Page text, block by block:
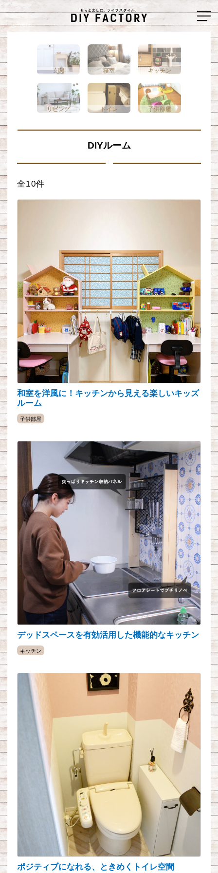
玄関 寝室 キッチン
リビング トイレ 子供部屋
DIYルーム
全10件
和室を洋風に！キッチンから見える楽しいキッズ
ルーム
子供部屋
デッドスペースを有効活用した機能的なキッチン
キッチン
ポジティブになれる、ときめくトイレ空間